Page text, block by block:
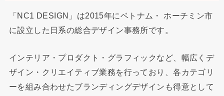
「NC1 DESIGN」は2015年にベトナム・ ホーチミン市
に設立した日系の総合デザイン事務所です。
インテリア・プロダクト・グラフィックなど、幅広くデ
ザイン・クリエイティブ業務を行っており、各カテゴリ
ーを組み合わせたブランディングデザインも得意として